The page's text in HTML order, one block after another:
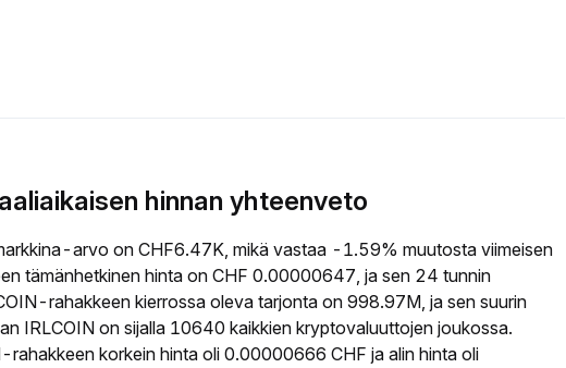
hinnan yhteenveto
arvo on CHF6.47K, mikä vastaa -1.59% muutosta viimeisen
tämänhetkinen hinta on CHF 0.00000647, ja sen 24 tunnin
rahakkeen kierrossa oleva tarjonta on 998.97M, ja sen suurin
IRLCOIN on sijalla 10640 kaikkien kryptovaluuttojen joukossa.
rahakkeen korkein hinta oli 0.00000666 CHF ja alin hinta oli